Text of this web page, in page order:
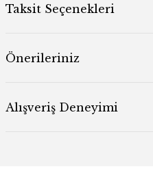
Taksit Seçenekleri
Önerileriniz
Alışveriş Deneyimi